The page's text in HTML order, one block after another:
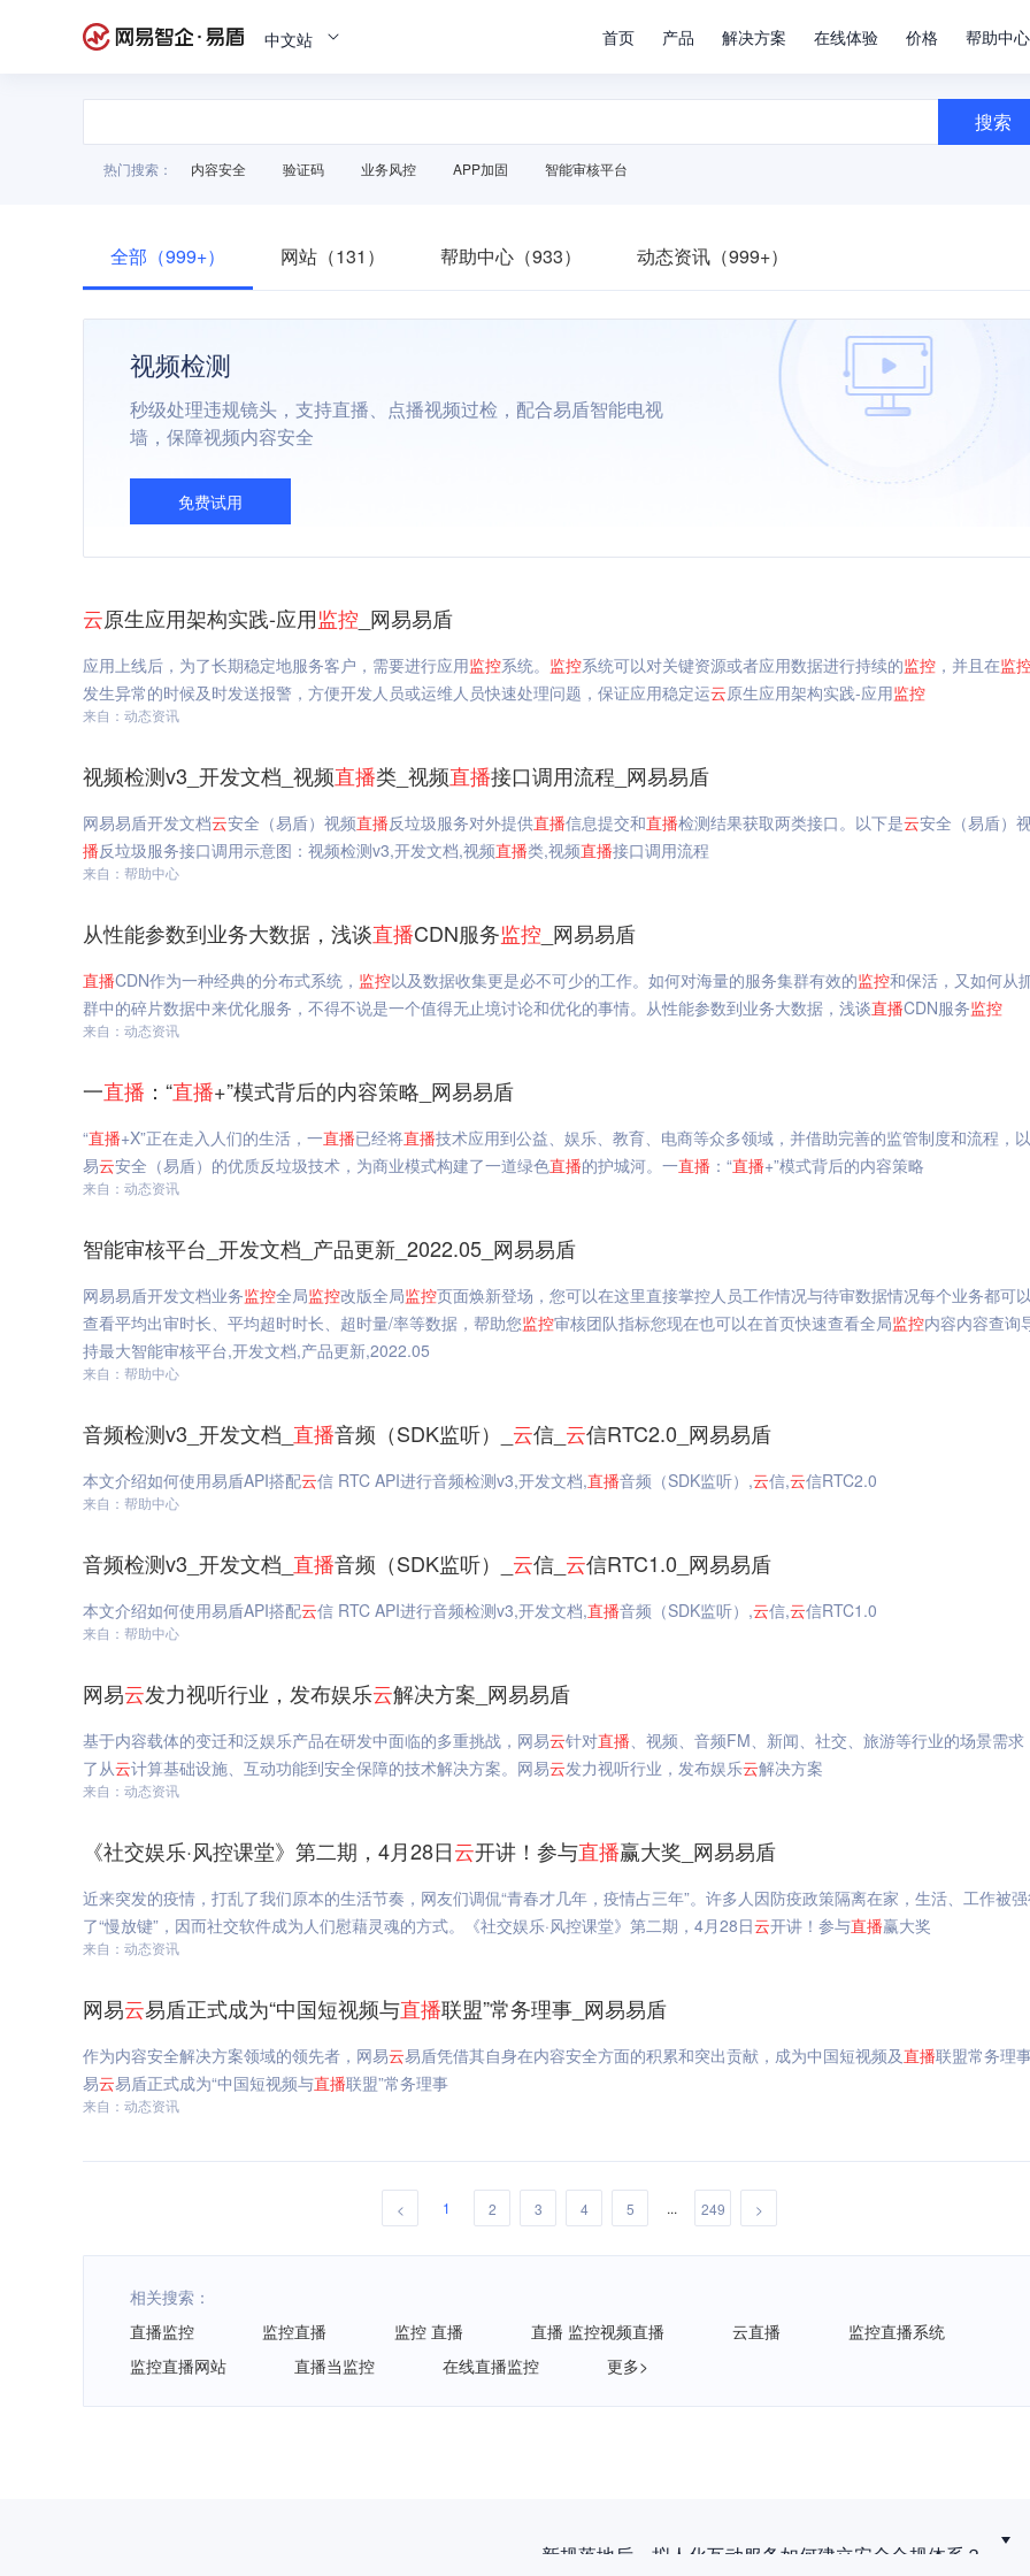
中文站 首页 产品 解决方案 在线体验 价格 帮助中心
搜索
热门搜索： 内容安全 验证码 业务风控 APP加固 智能审核平台
全部（999+） 网站（131） 帮助中心（933） 动态资讯（999+）
视频检测
秒级处理违规镜头，支持直播、点播视频过检，配合易盾智能电视
墙，保障视频内容安全
免费试用
云原生应用架构实践-应用监控 _网易易盾
应用上线后，为了长期稳定地服务客户，需要进行应用监控系统。 监控系统可以对关键资源或者应用数据进行持续的监控 ，并且在监
发生异常的时候及时发送报警，方便开发人员或运维人员快速处理问题，保证应用稳定运云原生应用架构实践-应用监控
来自：动态资讯
视频检测v3_开发文档_视频直播类_视频直播接口调用流程_网易易盾
网易易盾开发文档云安全（易盾）视频直播反垃圾服务对外提供直播信息提交和直播检测结果获取两类接口。以下是云安全（易盾）
播反垃圾服务接口调用示意图：视频检测v3,开发文档,视频直播类,视频直播接口调用流程
来自：帮助中心
从性能参数到业务大数据，浅谈直播CDN服务监控 _网易易盾
直播CDN作为一种经典的分布式系统， 监控以及数据收集更是必不可少的工作。如何对海量的服务集群有效的监控和保活，又如何从
群中的碎片数据中来优化服务，不得不说是一个值得无止境讨论和优化的事情。从性能参数到业务大数据，浅谈直播CDN服务监控
来自：动态资讯
一直播 ：“直播+”模式背后的内容策略_网易易盾
“直播+X”正在走入人们的生活，一直播已经将直播技术应用到公益、娱乐、教育、电商等众多领域，并借助完善的监管制度和流程，
易云安全（易盾）的优质反垃圾技术，为商业模式构建了一道绿色直播的护城河。一直播 ：“直播+”模式背后的内容策略
来自：动态资讯
智能审核平台_开发文档_产品更新_2022.05_网易易盾
网易易盾开发文档业务监控全局监控改版全局监控页面焕新登场，您可以在这里直接掌控人员工作情况与待审数据情况每个业务都可
查看平均出审时长、平均超时时长、超时量/率等数据，帮助您监控审核团队指标您现在也可以在首页快速查看全局监控内容内容查询
持最大智能审核平台,开发文档,产品更新,2022.05
来自：帮助中心
音频检测v3_开发文档_ 直播音频（SDK监听）_ 云信_ 云信RTC2.0_网易易盾
本文介绍如何使用易盾API搭配云信 RTC API进行音频检测v3,开发文档,直播音频（SDK监听）,云信,云信RTC2.0
来自：帮助中心
音频检测v3_开发文档_ 直播音频（SDK监听）_ 云信_ 云信RTC1.0_网易易盾
本文介绍如何使用易盾API搭配云信 RTC API进行音频检测v3,开发文档,直播音频（SDK监听）,云信,云信RTC1.0
来自：帮助中心
网易云发力视听行业，发布娱乐云解决方案_网易易盾
基于内容载体的变迁和泛娱乐产品在研发中面临的多重挑战，网易云针对直播、视频、音频FM、新闻、社交、旅游等行业的场景需求
了从云计算基础设施、互动功能到安全保障的技术解决方案。网易云发力视听行业，发布娱乐云解决方案
来自：动态资讯
《社交娱乐·风控课堂》第二期，4月28日云开讲！参与直播赢大奖_网易易盾
近来突发的疫情，打乱了我们原本的生活节奏，网友们调侃“青春才几年，疫情占三年”。许多人因防疫政策隔离在家，生活、工作被
了“慢放键”，因而社交软件成为人们慰藉灵魂的方式。《社交娱乐·风控课堂》第二期，4月28日云开讲！参与直播赢大奖
来自：动态资讯
网易云易盾正式成为“中国短视频与直播联盟”常务理事_网易易盾
作为内容安全解决方案领域的领先者，网易云易盾凭借其自身在内容安全方面的积累和突出贡献，成为中国短视频及直播联盟常务理
易云易盾正式成为“中国短视频与直播联盟”常务理事
来自：动态资讯
< 1 2 3 4 5 ... 249 >
相关搜索：
直播监控
监控直播 监控 直播 直播 监控视频直播 云直播
监控直播系统
监控直播网站
直播当监控 在线直播监控 更多>
新规落地后，拟人化互动服务如何建立安全合规体系？